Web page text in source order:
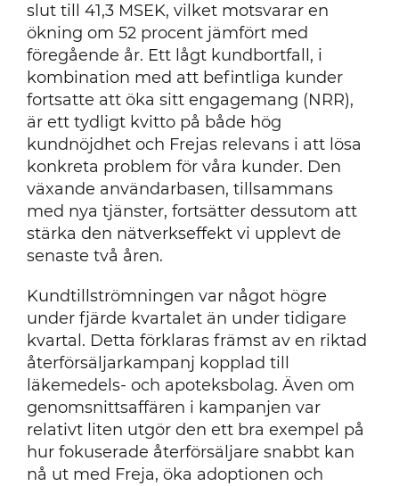
slut till 41,3 MSEK, vilket motsvarar en
ökning om 52 procent jämfört med
föregående år. Ett lågt kundbortfall, i
kombination med att befintliga kunder
fortsatte att öka sitt engagemang (NRR),
är ett tydligt kvitto på både hög
kundnöjdhet och Frejas relevans i att lösa
konkreta problem för våra kunder. Den
växande användarbasen, tillsammans
med nya tjänster, fortsätter dessutom att
stärka den nätverkseffekt vi upplevt de
senaste två åren.
Kundtillströmningen var något högre
under fjärde kvartalet än under tidigare
kvartal. Detta förklaras främst av en riktad
återförsäljarkampanj kopplad till
läkemedels- och apoteksbolag. Även om
genomsnittsaffären i kampanjen var
relativt liten utgör den ett bra exempel på
hur fokuserade återförsäljare snabbt kan
nå ut med Freja, öka adoptionen och